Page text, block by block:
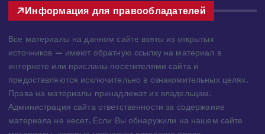
Все материалы на данном сайте взяты из открытых
источников — имеют обратную ссылку на материал в
интернете или присланы посетителями сайта и
предоставляются исключительно в ознакомительных целях.
Права на материалы принадлежат их владельцам.
Администрация сайта ответственности за содержание